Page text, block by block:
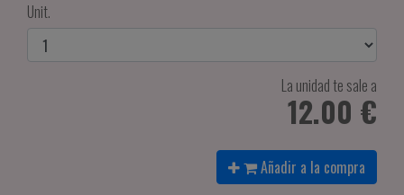
Unit.
La unidad te sale a
12.00 €
Añadir a la compra